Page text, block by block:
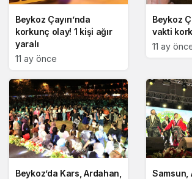
Beykoz Çayırı’nda
korkunç olay! 1 kişi ağır
yaralı
11 ay önce
Beykoz
vakti
11 ay
Beykoz’da Kars, Ardahan,
Samsun,